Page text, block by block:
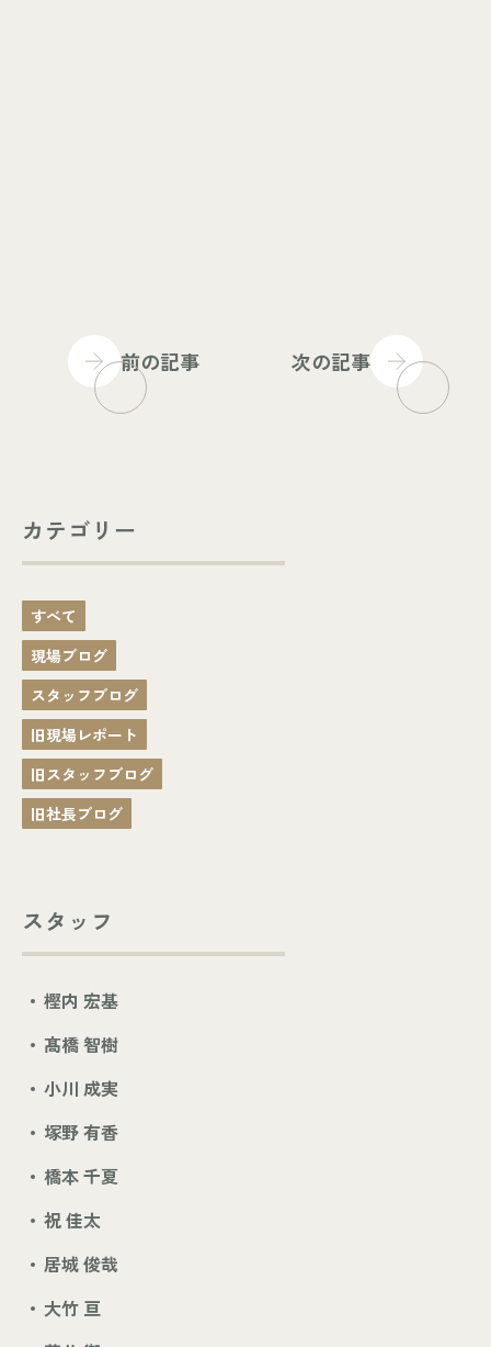
カテゴリー
すべて
現場ブログ
スタッフブログ
旧現場レポート
旧スタッフブログ
旧社長ブログ
スタッフ
樫内 宏基
髙橋 智樹
小川 成実
塚野 有香
橋本 千夏
祝 佳太
居城 俊哉
大竹 亘
前の記事 次の記事